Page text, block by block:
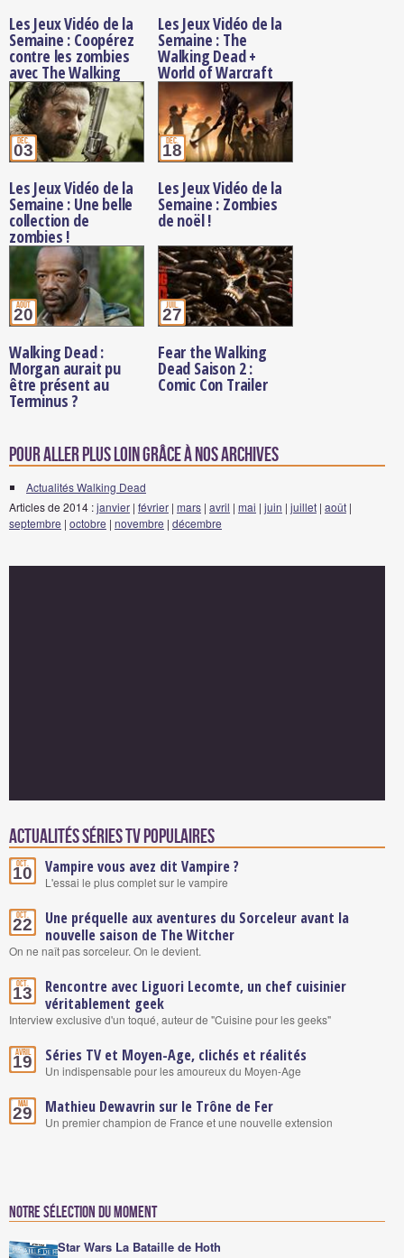
Les Jeux Vidéo de la
Semaine : Coopérez
contre les zombies
avec The Walking
Dead !
Les Jeux Vidéo de la
Semaine : The
Walking Dead +
World of Warcraft
déc.
03
Les Jeux Vidéo de la
Semaine : Une belle
collection de
zombies !
déc.
18
Les Jeux Vidéo de la
Semaine : Zombies
de noël !
août
20
Walking Dead :
Morgan aurait pu
être présent au
Terminus ?
juil.
27
Fear the Walking
Dead Saison 2 :
Comic Con Trailer
Pour aller plus loin grâce à nos archives
Actualités Walking Dead
Articles de 2014 :janvier | février | mars | avril | mai | juin | juillet | août |
septembre | octobre | novembre | décembre
Actualités Séries TV populaires
Oct.
10 Vampire vous avez dit Vampire ?
L'essai le plus complet sur le vampire
Oct.
22
Une préquelle aux aventures du Sorceleur avant la
nouvelle saison de The Witcher
On ne naît pas sorceleur. On le devient.
Oct.
13
Rencontre avec Liguori Lecomte, un chef cuisinier
véritablement geek
Interview exclusive d'un toqué, auteur de "Cuisine pour les geeks"
Avril
19 Séries TV et Moyen-Age, clichés et réalités
Un indispensable pour les amoureux du Moyen-Age
Mai
29 Mathieu Dewavrin sur le Trône de Fer
Un premier champion de France et une nouvelle extension
Notre sélection du moment
Star Wars La Bataille de Hoth